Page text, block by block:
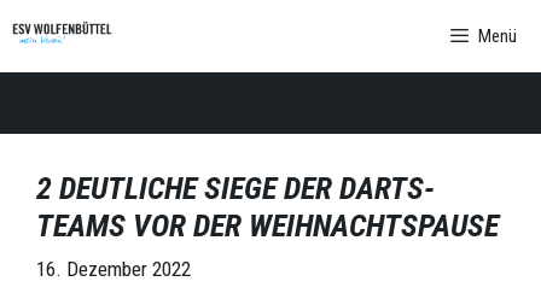
Inhalt
springen
Menü
2 DEUTLICHE SIEGE DER DARTS-
TEAMS VOR DER WEIHNACHTSPAUSE
16. Dezember 2022